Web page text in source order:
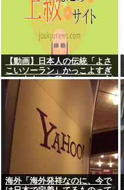
【動画】日本人の伝統「よさ
こいソーラン」かっこよすぎ
る。古来から我々のDNAに刻
まれた踊り
海外「海外発祥なのに、今で